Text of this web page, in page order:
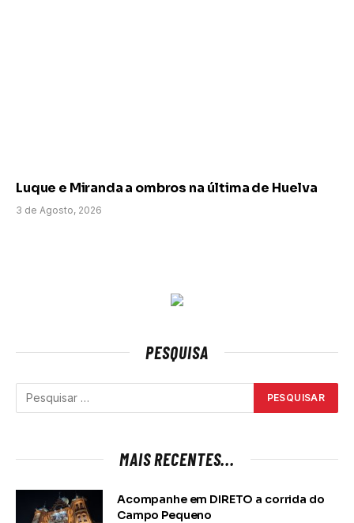
Luque e Miranda a ombros na última de Huelva
3 de Agosto, 2026
PESQUISA
MAIS RECENTES...
Acompanhe em DIRETO a corrida do
Campo Pequeno